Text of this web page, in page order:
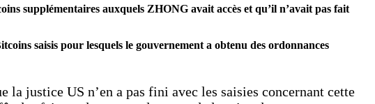
supplémentaires auxquels ZHONG avait accès et qu’il n’avait pas fait
saisis pour lesquels le gouvernement a obtenu des ordonnances
justice US n’en a pas fini avec les saisies concernant cette